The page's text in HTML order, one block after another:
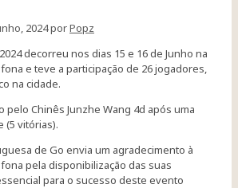
2024porPopz
decorreu nos dias 15 e 16 de Junho na
e teve a participação de 26 jogadores,
na cidade.
pelo Chinês Junzhe Wang 4d após uma
(5 vitórias).
de Go envia um agradecimento à
pela disponibilização das suas
para o sucesso deste evento